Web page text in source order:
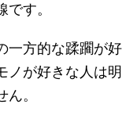
す。
一方的な蹂躙が
ノが好きな人は
。